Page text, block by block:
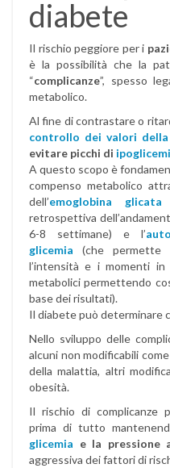
diabete
Il rischio peggiore per i
è la possibilità che la
“complicanze”, spesso
metabolico.
Al fine di contrastare o
controllo dei valori della
evitare picchi di
A questo scopo è
compenso metabolico
dell’emoglobina glicata
retrospettiva
6-8 settimane) e l’
glicemia (che permette
l’intensità e i momenti
metabolici permettendo
base dei risultati).
Il diabete può determinare
Nello sviluppo delle
alcuni non modificabili
della malattia, altri
obesità.
Il rischio di complicanze
prima di tutto
glicemia e la pressione
aggressiva dei fattori di